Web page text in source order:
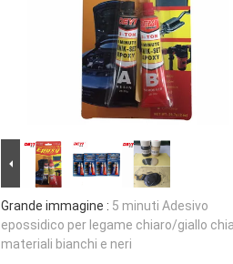
Grande immagine : 5 minuti Adesivo
epossidico per legame chiaro/giallo
materiali bianchi e neri